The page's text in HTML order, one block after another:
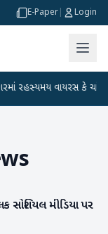
E-Paper Login
વાયરસ કે ચાંદીપુરા?
સોશિયલ મીડિયા પર